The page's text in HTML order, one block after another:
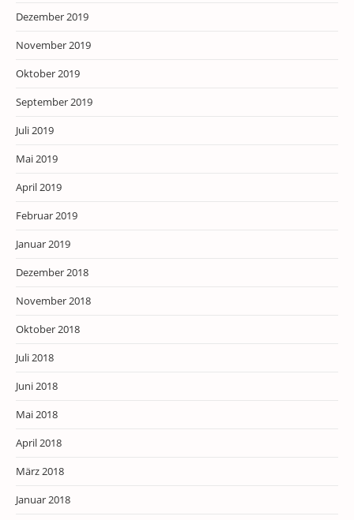
Dezember 2019
November 2019
Oktober 2019
September 2019
Juli 2019
Mai 2019
April 2019
Februar 2019
Januar 2019
Dezember 2018
November 2018
Oktober 2018
Juli 2018
Juni 2018
Mai 2018
April 2018
März 2018
Januar 2018